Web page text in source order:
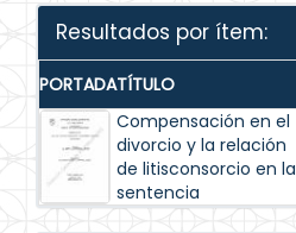
Resultados por ítem:
PORTADATÍTULO
Compensación en el
divorcio y la relación
de litisconsorcio en la
sentencia